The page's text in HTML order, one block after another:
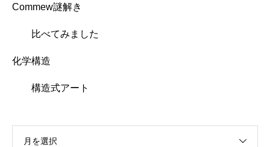
Commew謎解き
比べてみました
化学構造
構造式アート
月を選択